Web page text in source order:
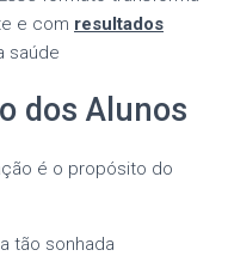
e com resultados
saúde
dos Alunos
é o propósito do
tão sonhada